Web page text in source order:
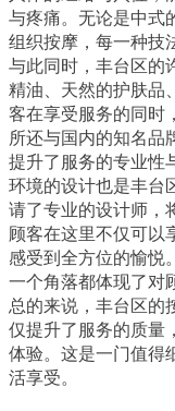
与疼痛。无论是中式
组织按摩，每一种技
与此同时，丰台区的
精油、天然的护肤品
客在享受服务的同时
所还与国内的知名品
提升了服务的专业性
环境的设计也是丰台
请了专业的设计师，
顾客在这里不仅可以
感受到全方位的愉悦
一个角落都体现了对
总的来说，丰台区的
仅提升了服务的质量
体验。这是一门值得
活享受。